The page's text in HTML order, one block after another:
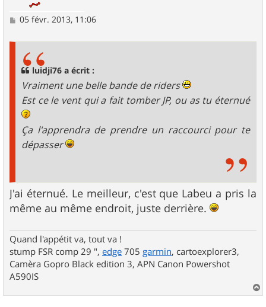
M
05 févr. 2013, 11:06
luidji76 a écrit :
Vraiment une belle bande de riders
Est ce le vent qui a fait tomber JP, ou as tu éternué
Ça l'apprendra de prendre un raccourci pour te
dépasser
J'ai éternué. Le meilleur, c'est que Labeu a pris la
même au même endroit, juste derrière.
Quand l'appétit va, tout va !
stump FSR comp 29 ", edge 705 garmin, cartoexplorer3,
Camèra Gopro Black edition 3, APN Canon Powershot
A590IS
a